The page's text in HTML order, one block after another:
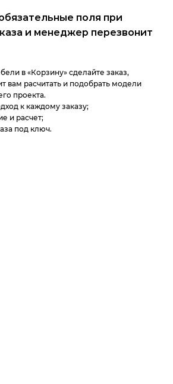
поля при
и менеджер перезвонит
в «Корзину» сделайте заказ,
вам расчитать и подобрать модели
проекта.
к каждому заказу;
и расчет;
под ключ.